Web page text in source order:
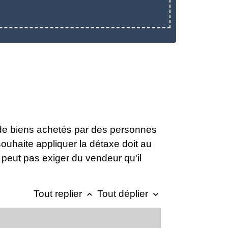
biens achetés par des personnes
appliquer la détaxe doit au
pas exiger du vendeur qu'il
Tout replier keyboard_arrow_up Tout déplier keyboard_arrow_down